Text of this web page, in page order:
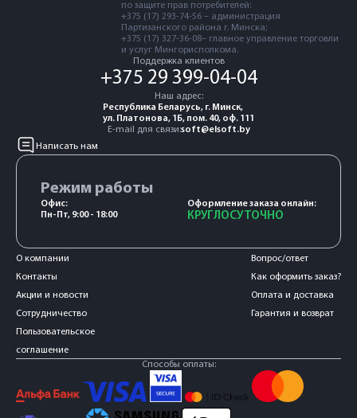
по защите прав потребителей:
+375 (17) 293-74-56 – администрация
Партизанского района г. Минска;
+375 (17) 327-36-08– главное управление торговли
и услуг Мингорисполкома.
Поддержка клиентов
+375 29 399-04-04
Наш адрес:
Республика Беларусь, г. Минск,
ул. Платонова, 1Б, пом. 40, оф. 111
E-mail для связи:soft@elsoft.by
Написать нам
Режим работы
Офис:
Пн-Пт, 9:00 - 18:00
Оформление заказа онлайн:
КРУГЛОСУТОЧНО
О компании
Контакты
Акции и новости
Сотрудничество
Пользовательское
соглашение
Вопрос/ответ
Как оформить заказ?
Оплата и доставка
Гарантия и возврат
Способы оплаты: